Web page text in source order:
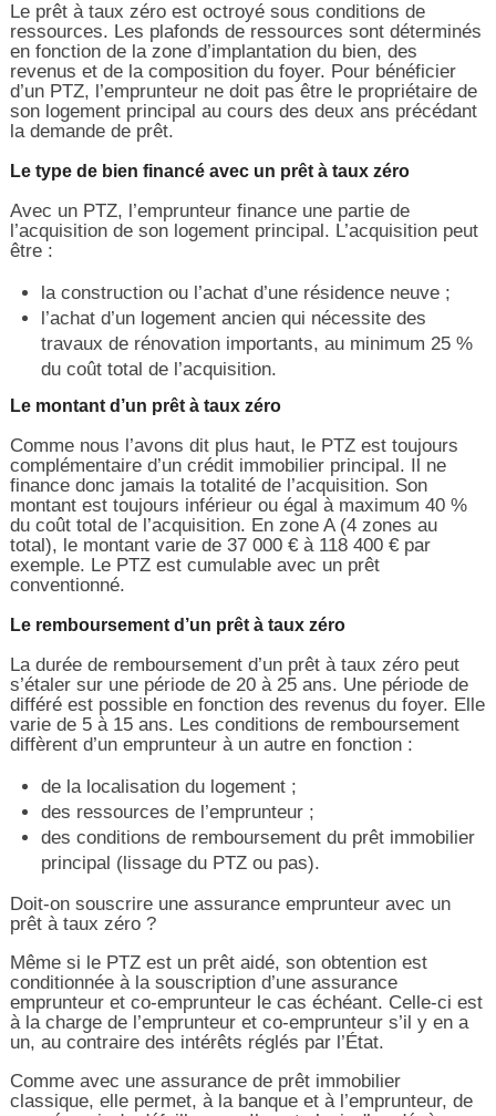
Le prêt à taux zéro est octroyé sous conditions de
ressources. Les plafonds de ressources sont déterminés
en fonction de la zone d’implantation du bien, des
revenus et de la composition du foyer. Pour bénéficier
d’un PTZ, l’emprunteur ne doit pas être le propriétaire de
son logement principal au cours des deux ans précédant
la demande de prêt.
Le type de bien financé avec un prêt à taux zéro
Avec un PTZ, l’emprunteur finance une partie de
l’acquisition de son logement principal. L’acquisition peut
être :
la construction ou l’achat d’une résidence neuve ;
l’achat d’un logement ancien qui nécessite des
travaux de rénovation importants, au minimum 25 %
du coût total de l’acquisition.
Le montant d’un prêt à taux zéro
Comme nous l’avons dit plus haut, le PTZ est toujours
complémentaire d’un crédit immobilier principal. Il ne
finance donc jamais la totalité de l’acquisition. Son
montant est toujours inférieur ou égal à maximum 40 %
du coût total de l’acquisition. En zone A (4 zones au
total), le montant varie de 37 000 € à 118 400 € par
exemple. Le PTZ est cumulable avec un prêt
conventionné.
Le remboursement d’un prêt à taux zéro
La durée de remboursement d’un prêt à taux zéro peut
s’étaler sur une période de 20 à 25 ans. Une période de
différé est possible en fonction des revenus du foyer. Elle
varie de 5 à 15 ans. Les conditions de remboursement
diffèrent d’un emprunteur à un autre en fonction :
de la localisation du logement ;
des ressources de l’emprunteur ;
des conditions de remboursement du prêt immobilier
principal (lissage du PTZ ou pas).
Doit-on souscrire une assurance emprunteur avec un
prêt à taux zéro ?
Même si le PTZ est un prêt aidé, son obtention est
conditionnée à la souscription d’une assurance
emprunteur et co-emprunteur le cas échéant. Celle-ci est
à la charge de l’emprunteur et co-emprunteur s’il y en a
un, au contraire des intérêts réglés par l’État.
Comme avec une assurance de prêt immobilier
classique, elle permet, à la banque et à l’emprunteur, de